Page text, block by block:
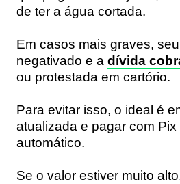
de ter a água cortada.
Em casos mais graves,
negativado e a dívida
ou protestada em cartório.
Para evitar isso, o ideal é
atualizada e pagar com Pix
automático.
Se o valor estiver muito